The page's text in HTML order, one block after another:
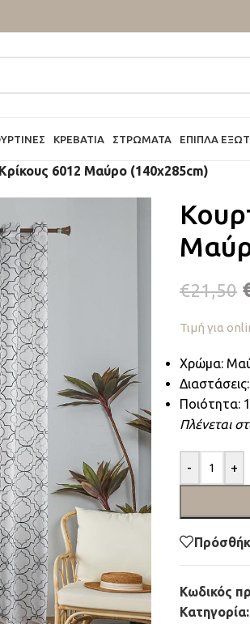
ΚΡΕΒΆΤΙΑ ΣΤΡΏΜΑΤΑ ΈΠΙΠΛΑ
6012 Μαύρο (140x285cm)
€21,50
Τιμή για
Χρώμα:
Ποιότητα:
Πλένεται
- +
Κωδικός
Κατηγορία: